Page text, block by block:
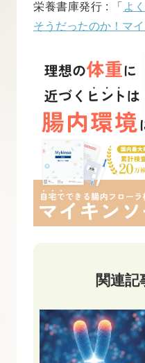
栄養書庫発行 : 「 よ
そうだったのか！マ
関連記